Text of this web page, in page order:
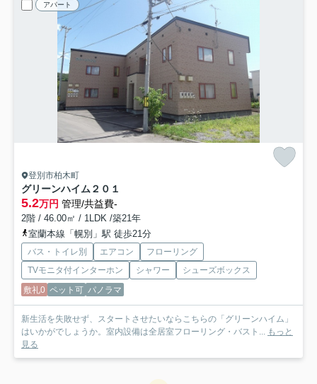
アパート
登別市柏木町
グリーンハイム ２０１
5.2万円 管理/共益費-
2階 / 46.00㎡ / 1LDK /築21年
室蘭本線「幌別」駅 徒歩21分
バス・トイレ別 エアコン
フローリング
TVモニタ付インターホン
シャワー
シューズボックス
敷礼0 ペット可 パノラマ
新生活を失敗せず、スタートさせたいならこちらの「グリーンハイム」
はいかがでしょうか。室内設備は全居室フローリング・バスト... もっと
見る